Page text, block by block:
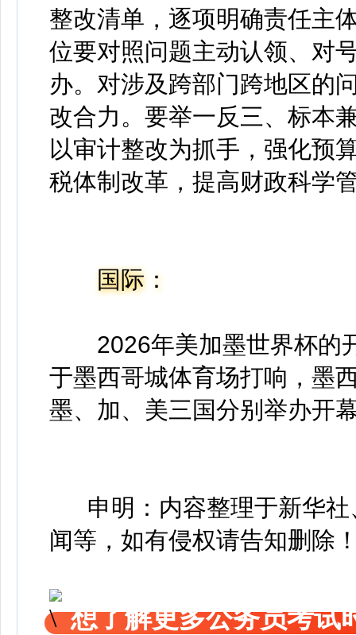
整改清单，逐项明确责任主
位要对照问题主动认领、对
办。对涉及跨部门跨地区的
改合力。要举一反三、标本
以审计整改为抓手，强化预
税体制改革，提高财政科学
国际：
2026年美加墨世界杯的
于‌墨西哥城体育场‌打响，‌墨
墨、加、美三国分别举办开
申明：内容整理于新华社
闻等，如有侵权请告知删除
想了解更多公务员考试